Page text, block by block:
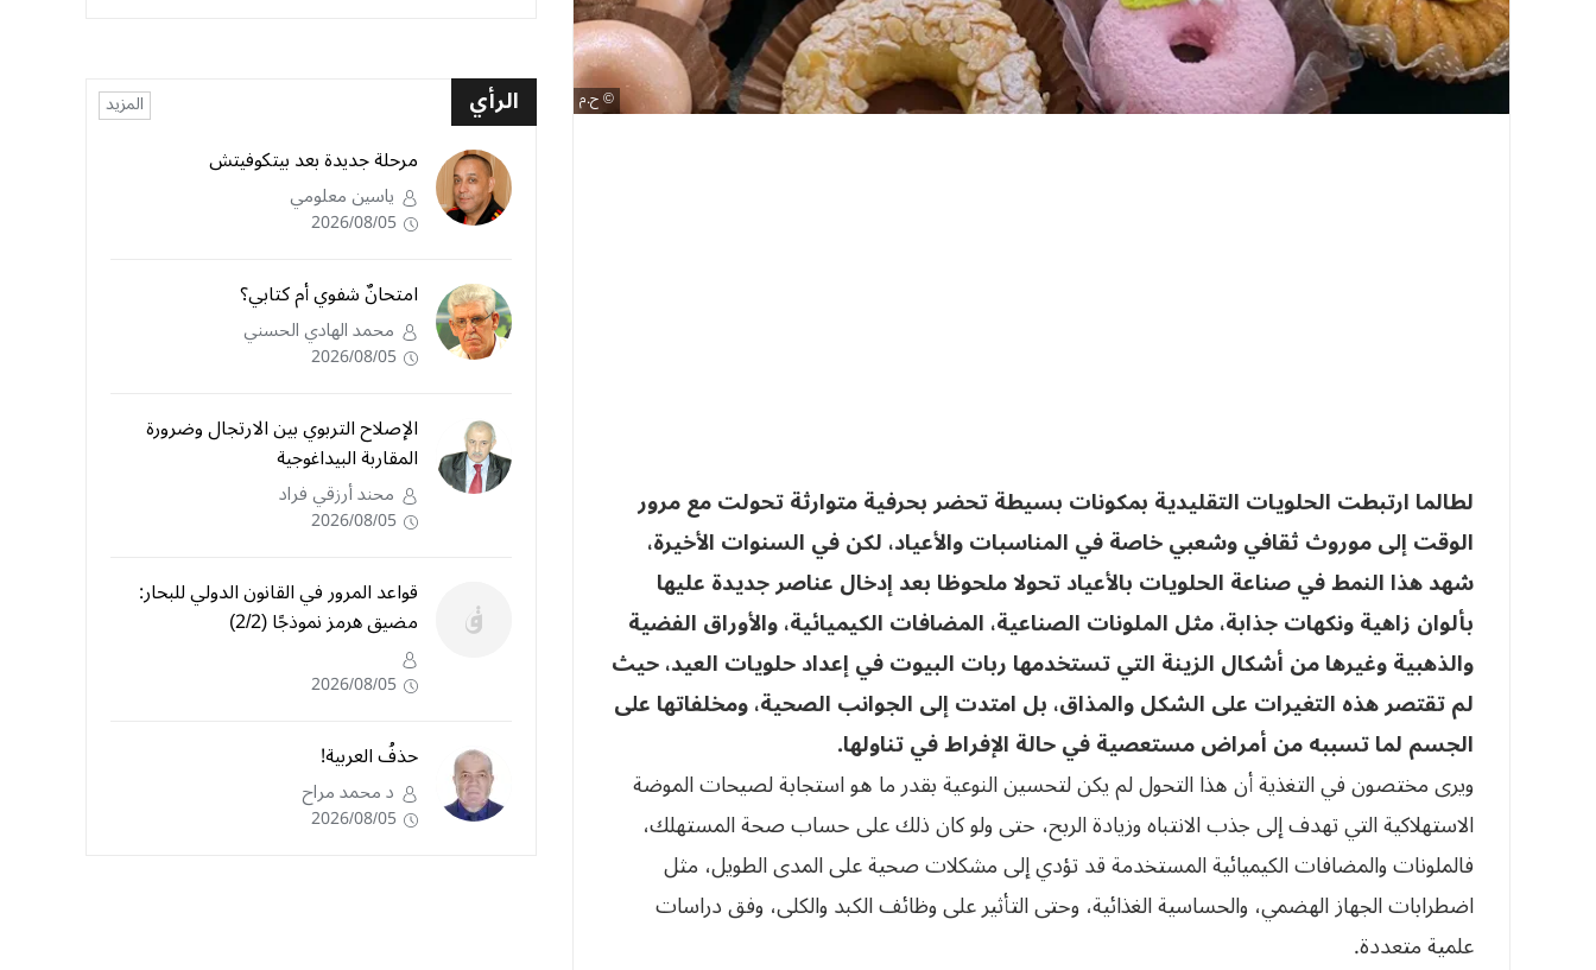
ح.م
لطالما ارتبطت الحلويات التقليدية بمكونات بسيطة تحضر بحرفية متوارثة تحولت مع مرور
الوقت إلى موروث ثقافي وشعبي خاصة في المناسبات والأعياد، لكن في السنوات الأخيرة،
شهد هذا النمط في صناعة الحلويات بالأعياد تحولا ملحوظا بعد إدخال عناصر جديدة عليها
بألوان زاهية ونكهات جذابة، مثل الملونات الصناعية، المضافات الكيميائية، والأوراق الفضية
والذهبية وغيرها من أشكال الزينة التي تستخدمها ربات البيوت في إعداد حلويات العيد، حيث
لم تقتصر هذه التغيرات على الشكل والمذاق، بل امتدت إلى الجوانب الصحية، ومخلفاتها على
الجسم لما تسببه من أمراض مستعصية في حالة الإفراط في تناولها.
ويرى مختصون في التغذية أن هذا التحول لم يكن لتحسين النوعية بقدر ما هو استجابة لصيحات الموضة
الاستهلاكية التي تهدف إلى جذب الانتباه وزيادة الربح، حتى ولو كان ذلك على حساب صحة المستهلك،
فالملونات والمضافات الكيميائية المستخدمة قد تؤدي إلى مشكلات صحية على المدى الطويل، مثل
اضطرابات الجهاز الهضمي، والحساسية الغذائية، وحتى التأثير على وظائف الكبد والكلى، وفق دراسات
علمية متعددة.
الرأي المزيد
مرحلة جديدة بعد بيتكوفيتش
ياسين معلومي
2026/08/05
امتحانٌ شفوي أم كتابي؟
محمد الهادي الحسني
2026/08/05
الإصلاح التربوي بين الارتجال وضرورة
المقاربة البيداغوجية
محند أرزقي فراد
2026/08/05
قواعد المرور في القانون الدولي للبحار:
مضيق هرمز نموذجًا (2/2)
2026/08/05
حذفُ العربية!
د محمد مراح
2026/08/05